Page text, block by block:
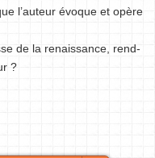
l’auteur évoque et opère
de la renaissance, rend-
?